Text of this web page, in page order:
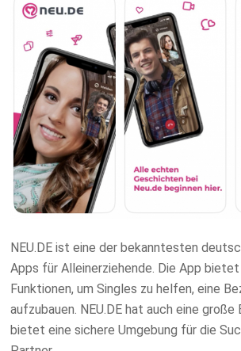
NEU.DE ist eine der bekanntesten
Apps für Alleinerziehende. Die App
Funktionen, um Singles zu helfen, eine
aufzubauen. NEU.DE hat auch eine große
bietet eine sichere Umgebung für die